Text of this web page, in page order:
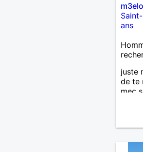
m3elo
ans
juste
de te
mec
et la